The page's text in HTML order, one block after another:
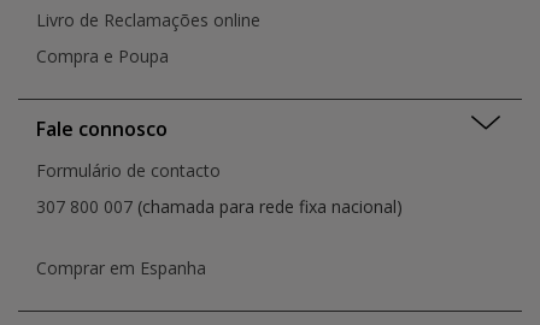
São João da Madeira
Senhora da Hora
Viana Do Castelo
Vila Nova de Gaia
Vila Real
Livro de Reclamações online
Compra e Poupa
Fale connosco
Formulário de contacto
307 800 007 (chamada para rede fixa nacional)
Comprar em Espanha